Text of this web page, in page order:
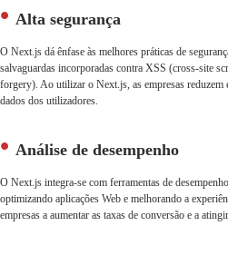
Alta segurança
O Next.js dá ênfase às melhores práticas de
salvaguardas incorporadas contra XSS (cross-site
forgery). Ao utilizar o Next.js, as empresas reduzem
dados dos utilizadores.
Análise de desempenho
O Next.js integra-se com ferramentas de
optimizando aplicações Web e melhorando a
empresas a aumentar as taxas de conversão e a